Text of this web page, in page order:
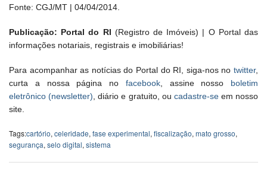
Fonte: CGJ/MT | 04/04/2014.
Publicação: Portal do RI (Registro de Imóveis) | O Portal das
informações notariais, registrais e imobiliárias!
Para acompanhar as notícias do Portal do RI, siga-nos no twitter,
curta a nossa página no facebook, assine nosso boletim
eletrônico (newsletter) , diário e gratuito, ou cadastre-seem nosso
site.
Tags:cartório, celeridade, fase experimental, fiscalização, mato grosso,
segurança, selo digital, sistema